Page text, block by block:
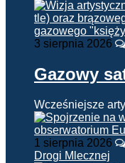
3 sierpnia 2026
Gazowy
Wcześniejsze
1 sierpnia 2026
Drogi Mlecznej